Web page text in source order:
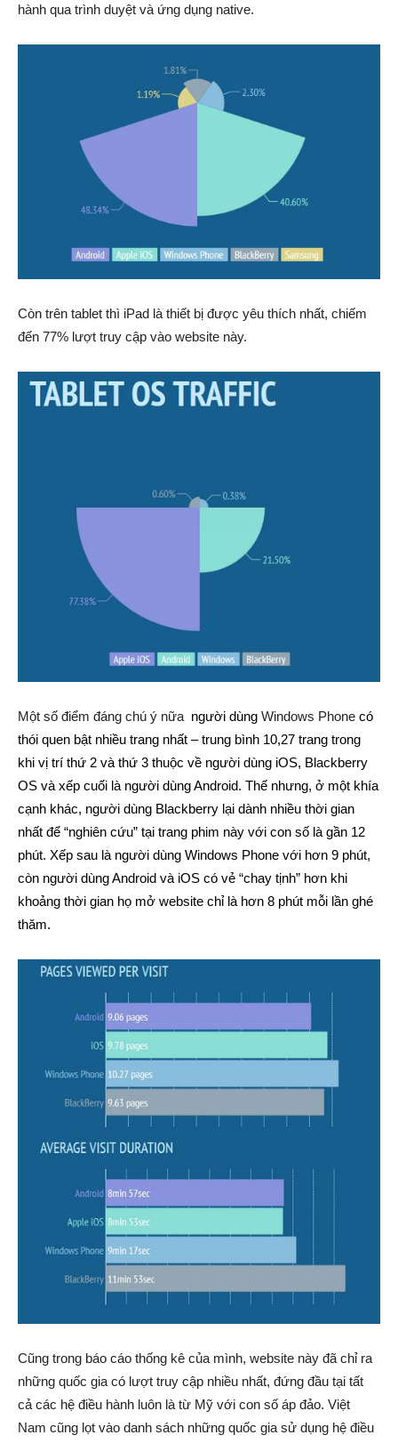
hành qua trình duyệt và ứng dụng native.
Còn trên tablet thì iPad là thiết bị được yêu thích nhất, chiếm
đến 77% lượt truy cập vào website này.
Một số điểm đáng chú ý nữa người dùng Windows Phone có
thói quen bật nhiều trang nhất – trung bình 10,27 trang trong
khi vị trí thứ 2 và thứ 3 thuộc về người dùng iOS, Blackberry
OS và xếp cuối là người dùng Android. Thế nhưng, ở một khía
cạnh khác, người dùng Blackberry lại dành nhiều thời gian
nhất để “nghiên cứu” tại trang phim này với con số là gần 12
phút. Xếp sau là người dùng Windows Phone với hơn 9 phút,
còn người dùng Android và iOS có vẻ “chay tịnh” hơn khi
khoảng thời gian họ mở website chỉ là hơn 8 phút mỗi lần ghé
thăm.
Cũng trong báo cáo thống kê của mình, website này đã chỉ ra
những quốc gia có lượt truy cập nhiều nhất, đứng đầu tại tất
cả các hệ điều hành luôn là từ Mỹ với con số áp đảo. Việt
Nam cũng lọt vào danh sách những quốc gia sử dụng hệ điều